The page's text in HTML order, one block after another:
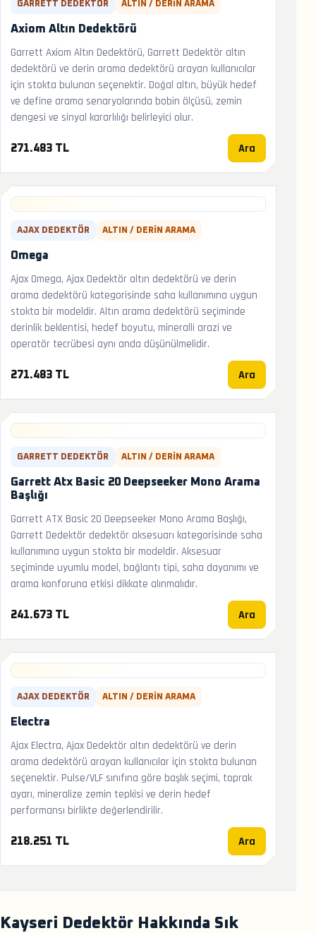
GARRETT DEDEKTÖR ALTIN / DERIN ARAMA
Axiom Altın Dedektörü
Garrett Axiom Altın Dedektörü, Garrett Dedektör altın
dedektörü ve derin arama dedektörü arayan kullanıcılar
için stokta bulunan seçenektir. Doğal altın, büyük hedef
ve define arama senaryolarında bobin ölçüsü, zemin
dengesi ve sinyal kararlılığı belirleyici olur.
271.483 TL Ara
AJAX DEDEKTÖR ALTIN / DERIN ARAMA
Omega
Ajax Omega, Ajax Dedektör altın dedektörü ve derin
arama dedektörü kategorisinde saha kullanımına uygun
stokta bir modeldir. Altın arama dedektörü seçiminde
derinlik beklentisi, hedef boyutu, mineralli arazi ve
operatör tecrübesi aynı anda düşünülmelidir.
271.483 TL Ara
GARRETT DEDEKTÖR ALTIN / DERIN ARAMA
Garrett Atx Basic 20 Deepseeker Mono Arama
Başlığı
Garrett ATX Basic 20 Deepseeker Mono Arama Başlığı,
Garrett Dedektör dedektör aksesuarı kategorisinde saha
kullanımına uygun stokta bir modeldir. Aksesuar
seçiminde uyumlu model, bağlantı tipi, saha dayanımı ve
arama konforuna etkisi dikkate alınmalıdır.
241.673 TL Ara
AJAX DEDEKTÖR ALTIN / DERIN ARAMA
Electra
Ajax Electra, Ajax Dedektör altın dedektörü ve derin
arama dedektörü arayan kullanıcılar için stokta bulunan
seçenektir. Pulse/VLF sınıfına göre başlık seçimi, toprak
ayarı, mineralize zemin tepkisi ve derin hedef
performansı birlikte değerlendirilir.
218.251 TL Ara
Kayseri Dedektör Hakkında Sık